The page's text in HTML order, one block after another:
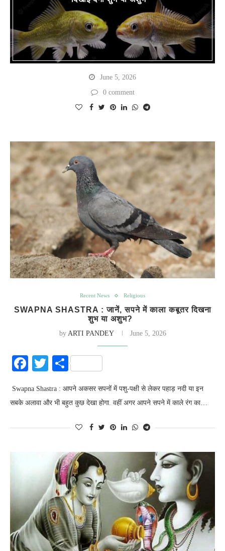
June 5, 2026
0 comment
Recent News Religious
SWAPNA SHASTRA : जानें, सपने में काला कबूतर दिखना
शुभ या अशुभ?
by ARTI PANDEY June 5, 2026
Facebook
Twitter
Share
Swapna Shastra : आपने अकसर सपनों में पशु-पक्षी से लेकर पहाड़ नदी या इन
सबके अलावा और भी बहुत कुछ देखा होगा. वहीं अगर आपने सपने में काले रंग का…